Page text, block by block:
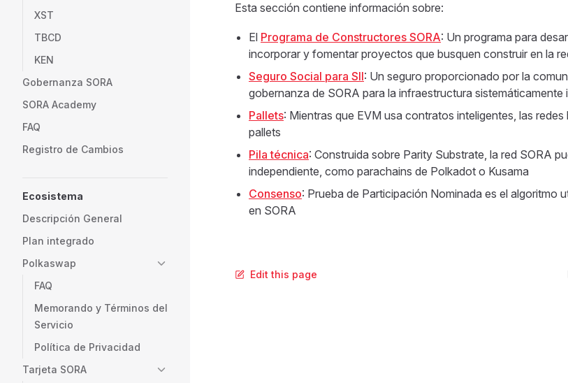
XST
TBCD
KEN
Gobernanza SORA
SORA Academy
FAQ
Registro de Cambios
Ecosistema
Descripción General
Plan integrado
Polkaswap
FAQ
Memorando y Términos del
Servicio
Política de Privacidad
Tarjeta SORA
Esta sección contiene información sobre:
El Programa de Constructores SORA: Un programa para
incorporar y fomentar proyectos que busquen construir en la
Seguro Social para SII: Un seguro proporcionado por la
gobernanza de SORA para la infraestructura sistemáticamente
Pallets: Mientras que EVM usa contratos inteligentes, las
pallets
Pila técnica: Construida sobre Parity Substrate, la red SORA
independiente, como parachains de Polkadot o Kusama
Consenso: Prueba de Participación Nominada es el algoritmo
en SORA
Edit this page